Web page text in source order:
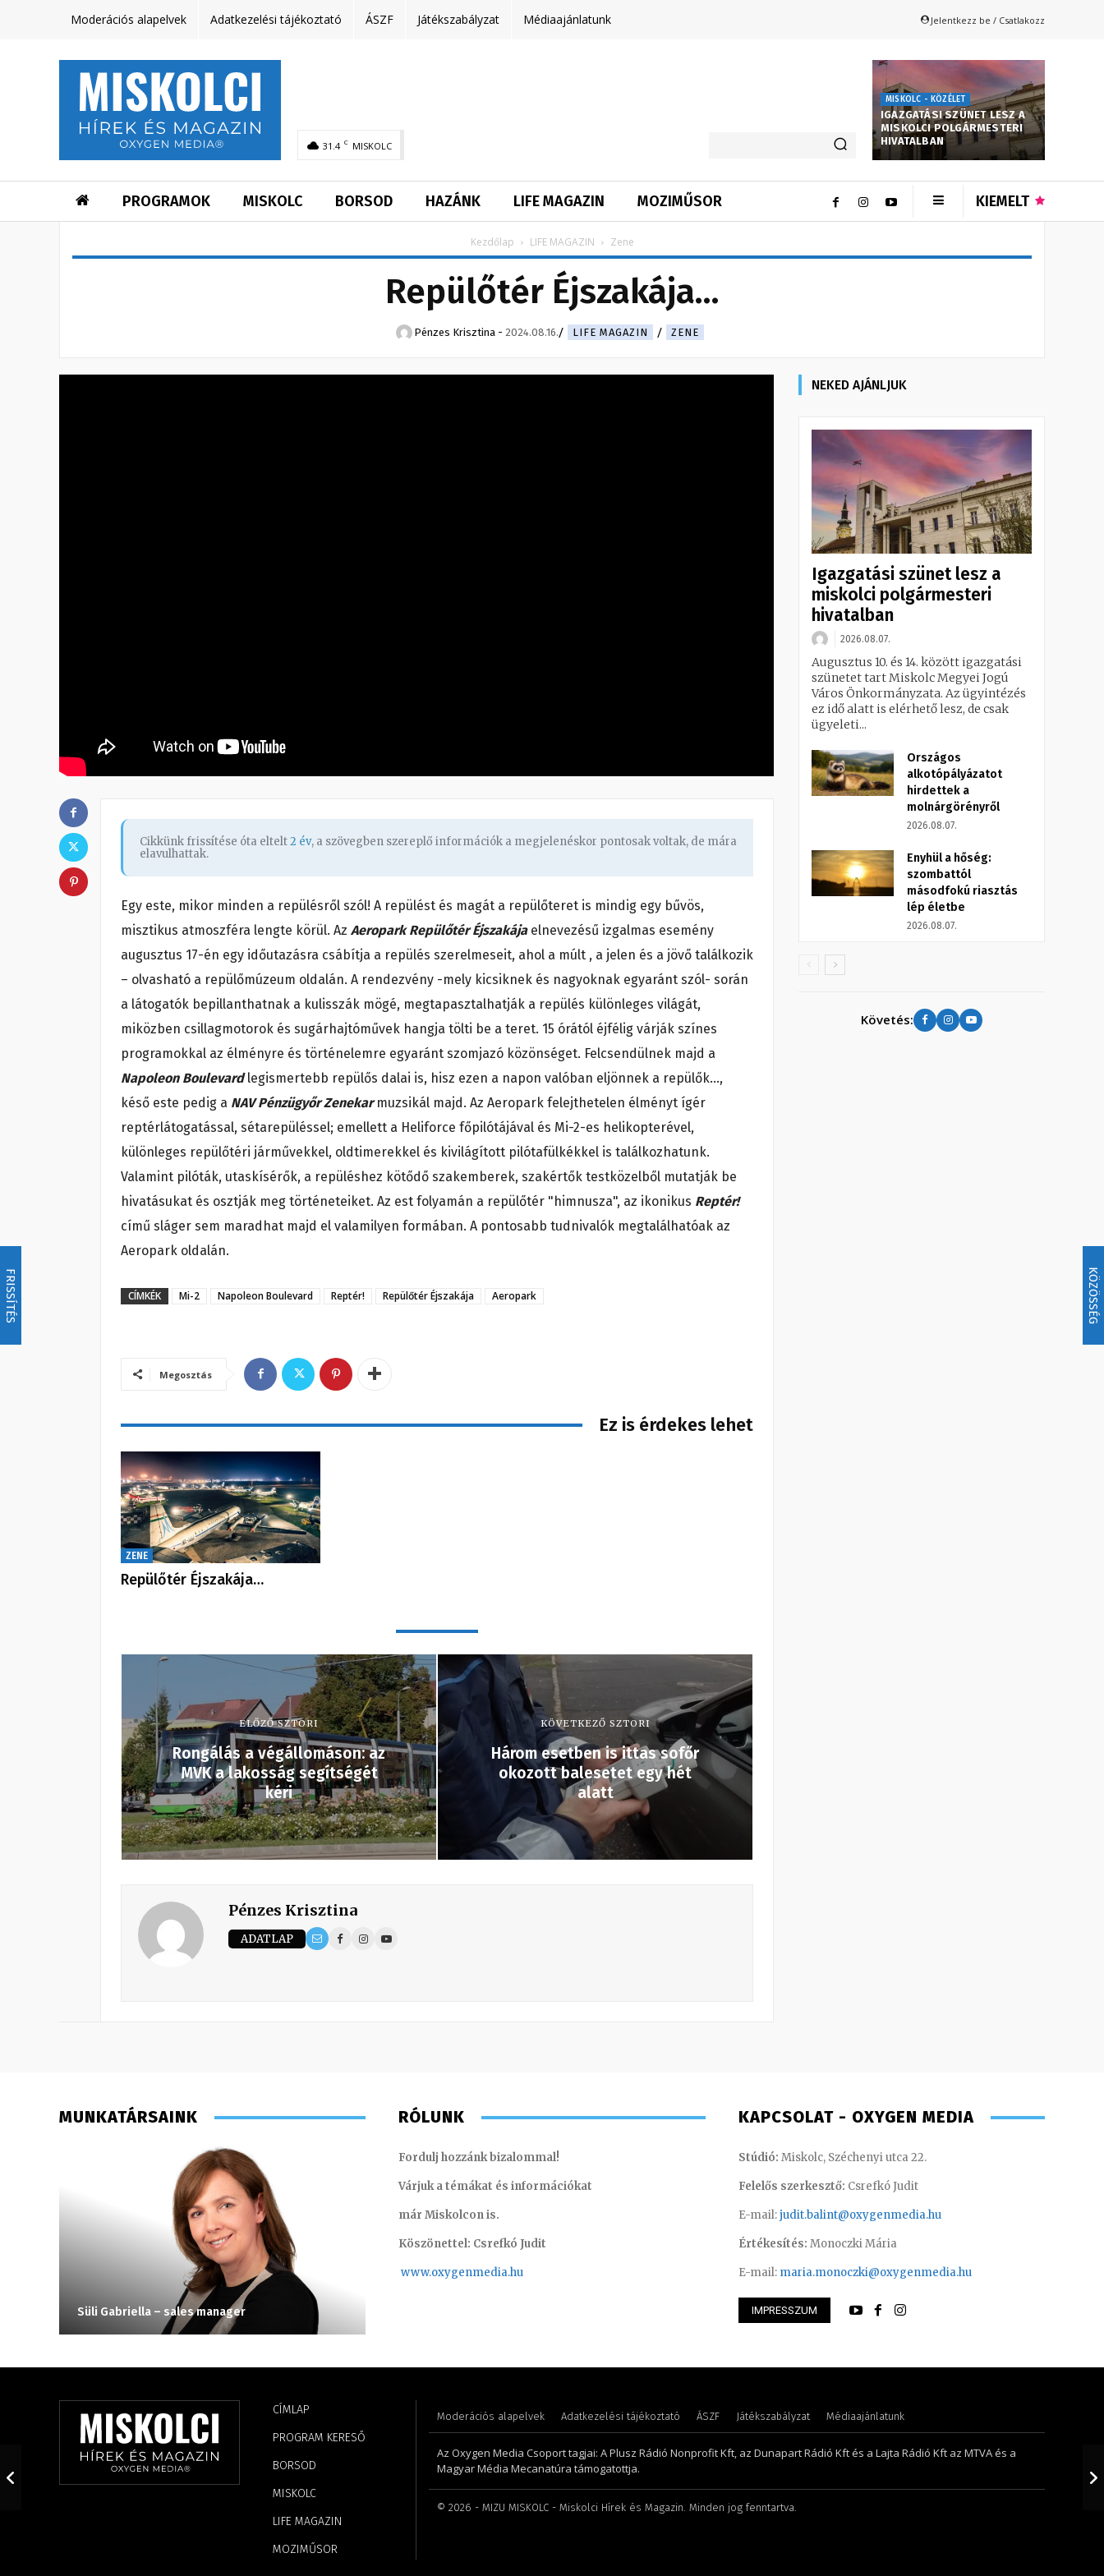
FRISSÍTÉS KÖZÖSSÉG
Moderációs alapelvek Adatkezelési tájékoztató ÁSZF Játékszabályzat Médiaajánlatunk Jelentkezz be / Csatlakozz
31.4 C MISKOLC
MISKOLC - KÖZÉLET
IGAZGATÁSI SZÜNET LESZ A
MISKOLCI POLGÁRMESTERI
HIVATALBAN
PROGRAMOK MISKOLC BORSOD HAZÁNK LIFE MAGAZIN MOZIMŰSOR KIEMELT
Kezdőlap LIFE MAGAZIN Zene
Repülőtér Éjszakája…
Pénzes Krisztina - 2024.08.16. LIFE MAGAZIN ZENE
Cikkünk frissítése óta eltelt2 év, a szövegben szereplő információk a megjelenéskor pontosak voltak, de mára
elavulhattak.
Egy este, mikor minden a repülésről szól! A repülést és magát a repülőteret is mindig egy bűvös,
misztikus atmoszféra lengte körül. Az Aeropark Repülőtér Éjszakájaelnevezésű izgalmas esemény
augusztus 17-én egy időutazásra csábítja a repülés szerelmeseit, ahol a múlt , a jelen és a jövő találkozik
– olvasható a repülőmúzeum oldalán. A rendezvény -mely kicsiknek és nagyoknak egyaránt szól- során
a látogatók bepillanthatnak a kulisszák mögé, megtapasztalhatják a repülés különleges világát,
miközben csillagmotorok és sugárhajtóművek hangja tölti be a teret. 15 órától éjfélig várják színes
programokkal az élményre és történelemre egyaránt szomjazó közönséget. Felcsendülnek majd a
Napoleon Boulevardlegismertebb repülős dalai is, hisz ezen a napon valóban eljönnek a repülők…,
késő este pedig a NAV Pénzügyőr Zenekarmuzsikál majd. Az Aeropark felejthetelen élményt ígér
reptérlátogatással, sétarepüléssel; emellett a Heliforce főpilótájával és Mi-2-es helikopterével,
különleges repülőtéri járművekkel, oldtimerekkel és kivilágított pilótafülkékkel is találkozhatunk.
Valamint pilóták, utaskísérők, a repüléshez kötődő szakemberek, szakértők testközelből mutatják be
hivatásukat és osztják meg történeteiket. Az est folyamán a repülőtér "himnusza", az ikonikus Reptér!
című sláger sem maradhat majd el valamilyen formában. A pontosabb tudnivalók megtalálhatóak az
Aeropark oldalán.
CÍMKÉK Mi-2 Napoleon Boulevard Reptér! Repülőtér Éjszakája Aeropark
Megosztás
Ez is érdekes lehet
ZENE
Repülőtér Éjszakája…
ELŐZŐ SZTORI
Rongálás a végállomáson: az
MVK a lakosság segítségét
kéri
KÖVETKEZŐ SZTORI
Három esetben is ittas sofőr
okozott balesetet egy hét
alatt
Pénzes Krisztina
ADATLAP
NEKED AJÁNLJUK
Igazgatási szünet lesz a
miskolci polgármesteri
hivatalban
2026.08.07.
Augusztus 10. és 14. között igazgatási
szünetet tart Miskolc Megyei Jogú
Város Önkormányzata. Az ügyintézés
ez idő alatt is elérhető lesz, de csak
ügyeleti...
Országos
alkotópályázatot
hirdettek a
molnárgörényről
2026.08.07.
Enyhül a hőség:
szombattól
másodfokú riasztás
lép életbe
2026.08.07.
Követés:
MUNKATÁRSAINK
Süli Gabriella – sales manager Koródi Petra
RÓLUNK
Fordulj hozzánk bizalommal!
Várjuk a témákat és információkat
már Miskolcon is.
Köszönettel: Csrefkó Judit
www.oxygenmedia.hu
KAPCSOLAT - OXYGEN MEDIA
Stúdió: Miskolc, Széchenyi utca 22.
Felelős szerkesztő: Csrefkó Judit
E-mail:judit.balint@oxygenmedia.hu
Értékesítés: Monoczki Mária
E-mail: maria.monoczki@oxygenmedia.hu
IMPRESSZUM
CÍMLAP
PROGRAM KERESŐ
BORSOD
MISKOLC
LIFE MAGAZIN
MOZIMŰSOR
Moderációs alapelvek Adatkezelési tájékoztató ÁSZF Játékszabályzat Médiaajánlatunk
Az Oxygen Media Csoport tagjai: A Plusz Rádió Nonprofit Kft, az Dunapart Rádió Kft és a Lajta Rádió Kft az MTVA és a
Magyar Média Mecanatúra támogatottja.
© 2026 - MIZU MISKOLC - Miskolci Hírek és Magazin. Minden jog fenntartva.